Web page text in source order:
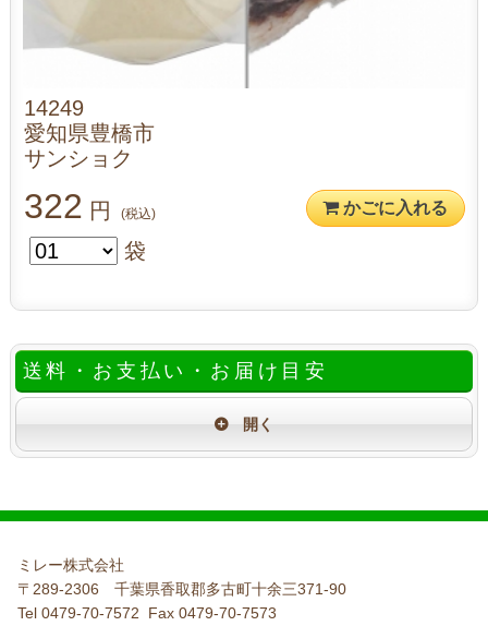
14249
愛知県豊橋市
サンショク
322 円 (税込) かごに入れる
袋
送料・お支払い・お届け目安
ミレー株式会社
〒289-2306 千葉県香取郡多古町十余三371-90
Tel 0479-70-7572 Fax 0479-70-7573